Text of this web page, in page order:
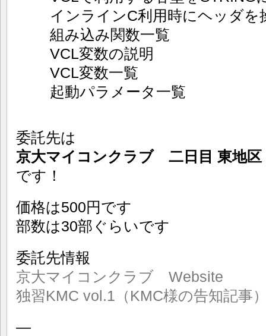
インラインC利用時にヘッダを
組み込み関数一覧
VCL変数の説明
VCL変数一覧
起動パラメータ一覧
委託先は
京大マイコンクラブ 二日目 東地区
です！
価格は500円です
部数は30部ぐらいです
委託先情報
京大マイコンクラブ Website
独習KMC vol.1（KMC様の告知記事
—